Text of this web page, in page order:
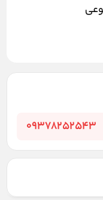
09378252543